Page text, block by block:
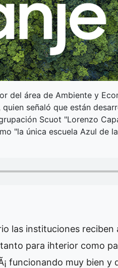
del área de Ambiente y
señaló que están
Scuot "Lorenzo
"la única escuela Azul de
las instituciones reciben
para ihterior como
funcionando muy bien y